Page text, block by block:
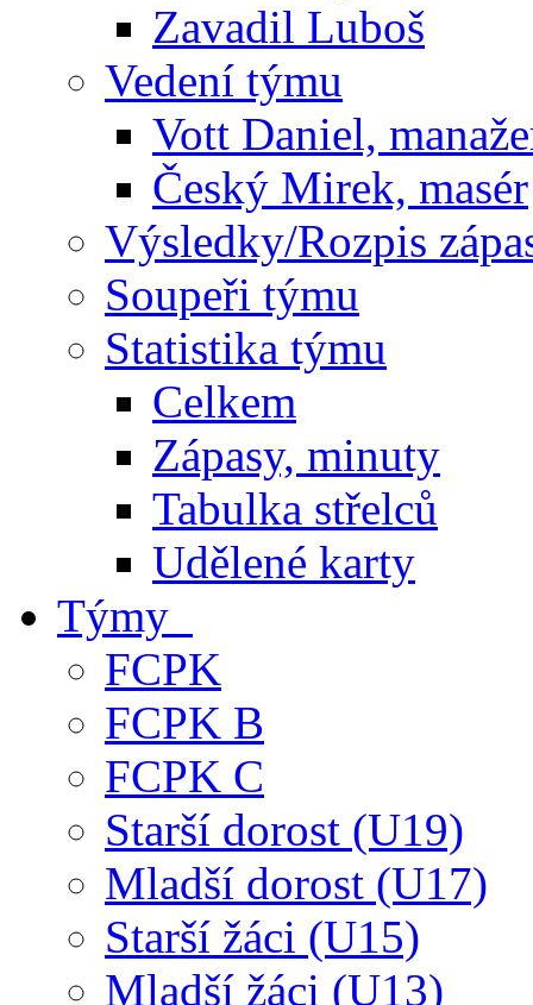
Zavadil Luboš
Vedení týmu
Vott Daniel,
Český Mirek, masér
Výsledky/Rozpis
Soupeři týmu
Statistika týmu
Celkem
Zápasy, minuty
Tabulka střelců
Udělené karty
Týmy
FCPK
FCPK B
FCPK C
Starší dorost (U19)
Mladší dorost (U17)
Starší žáci (U15)
Mladší žáci (U13)